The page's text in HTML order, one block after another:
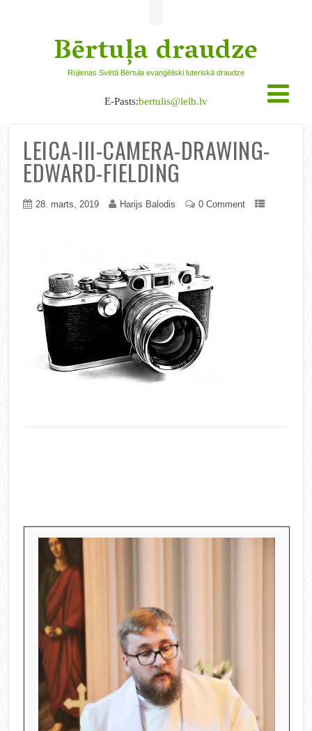
Bērtuļa draudze
Rūjienas Svētā Bērtuļa evaņģēliski luteriskā draudze
E-Pasts:bertulis@lelb.lv
LEICA-III-CAMERA-DRAWING-
EDWARD-FIELDING
28. marts, 2019 Harijs Balodis 0 Comment